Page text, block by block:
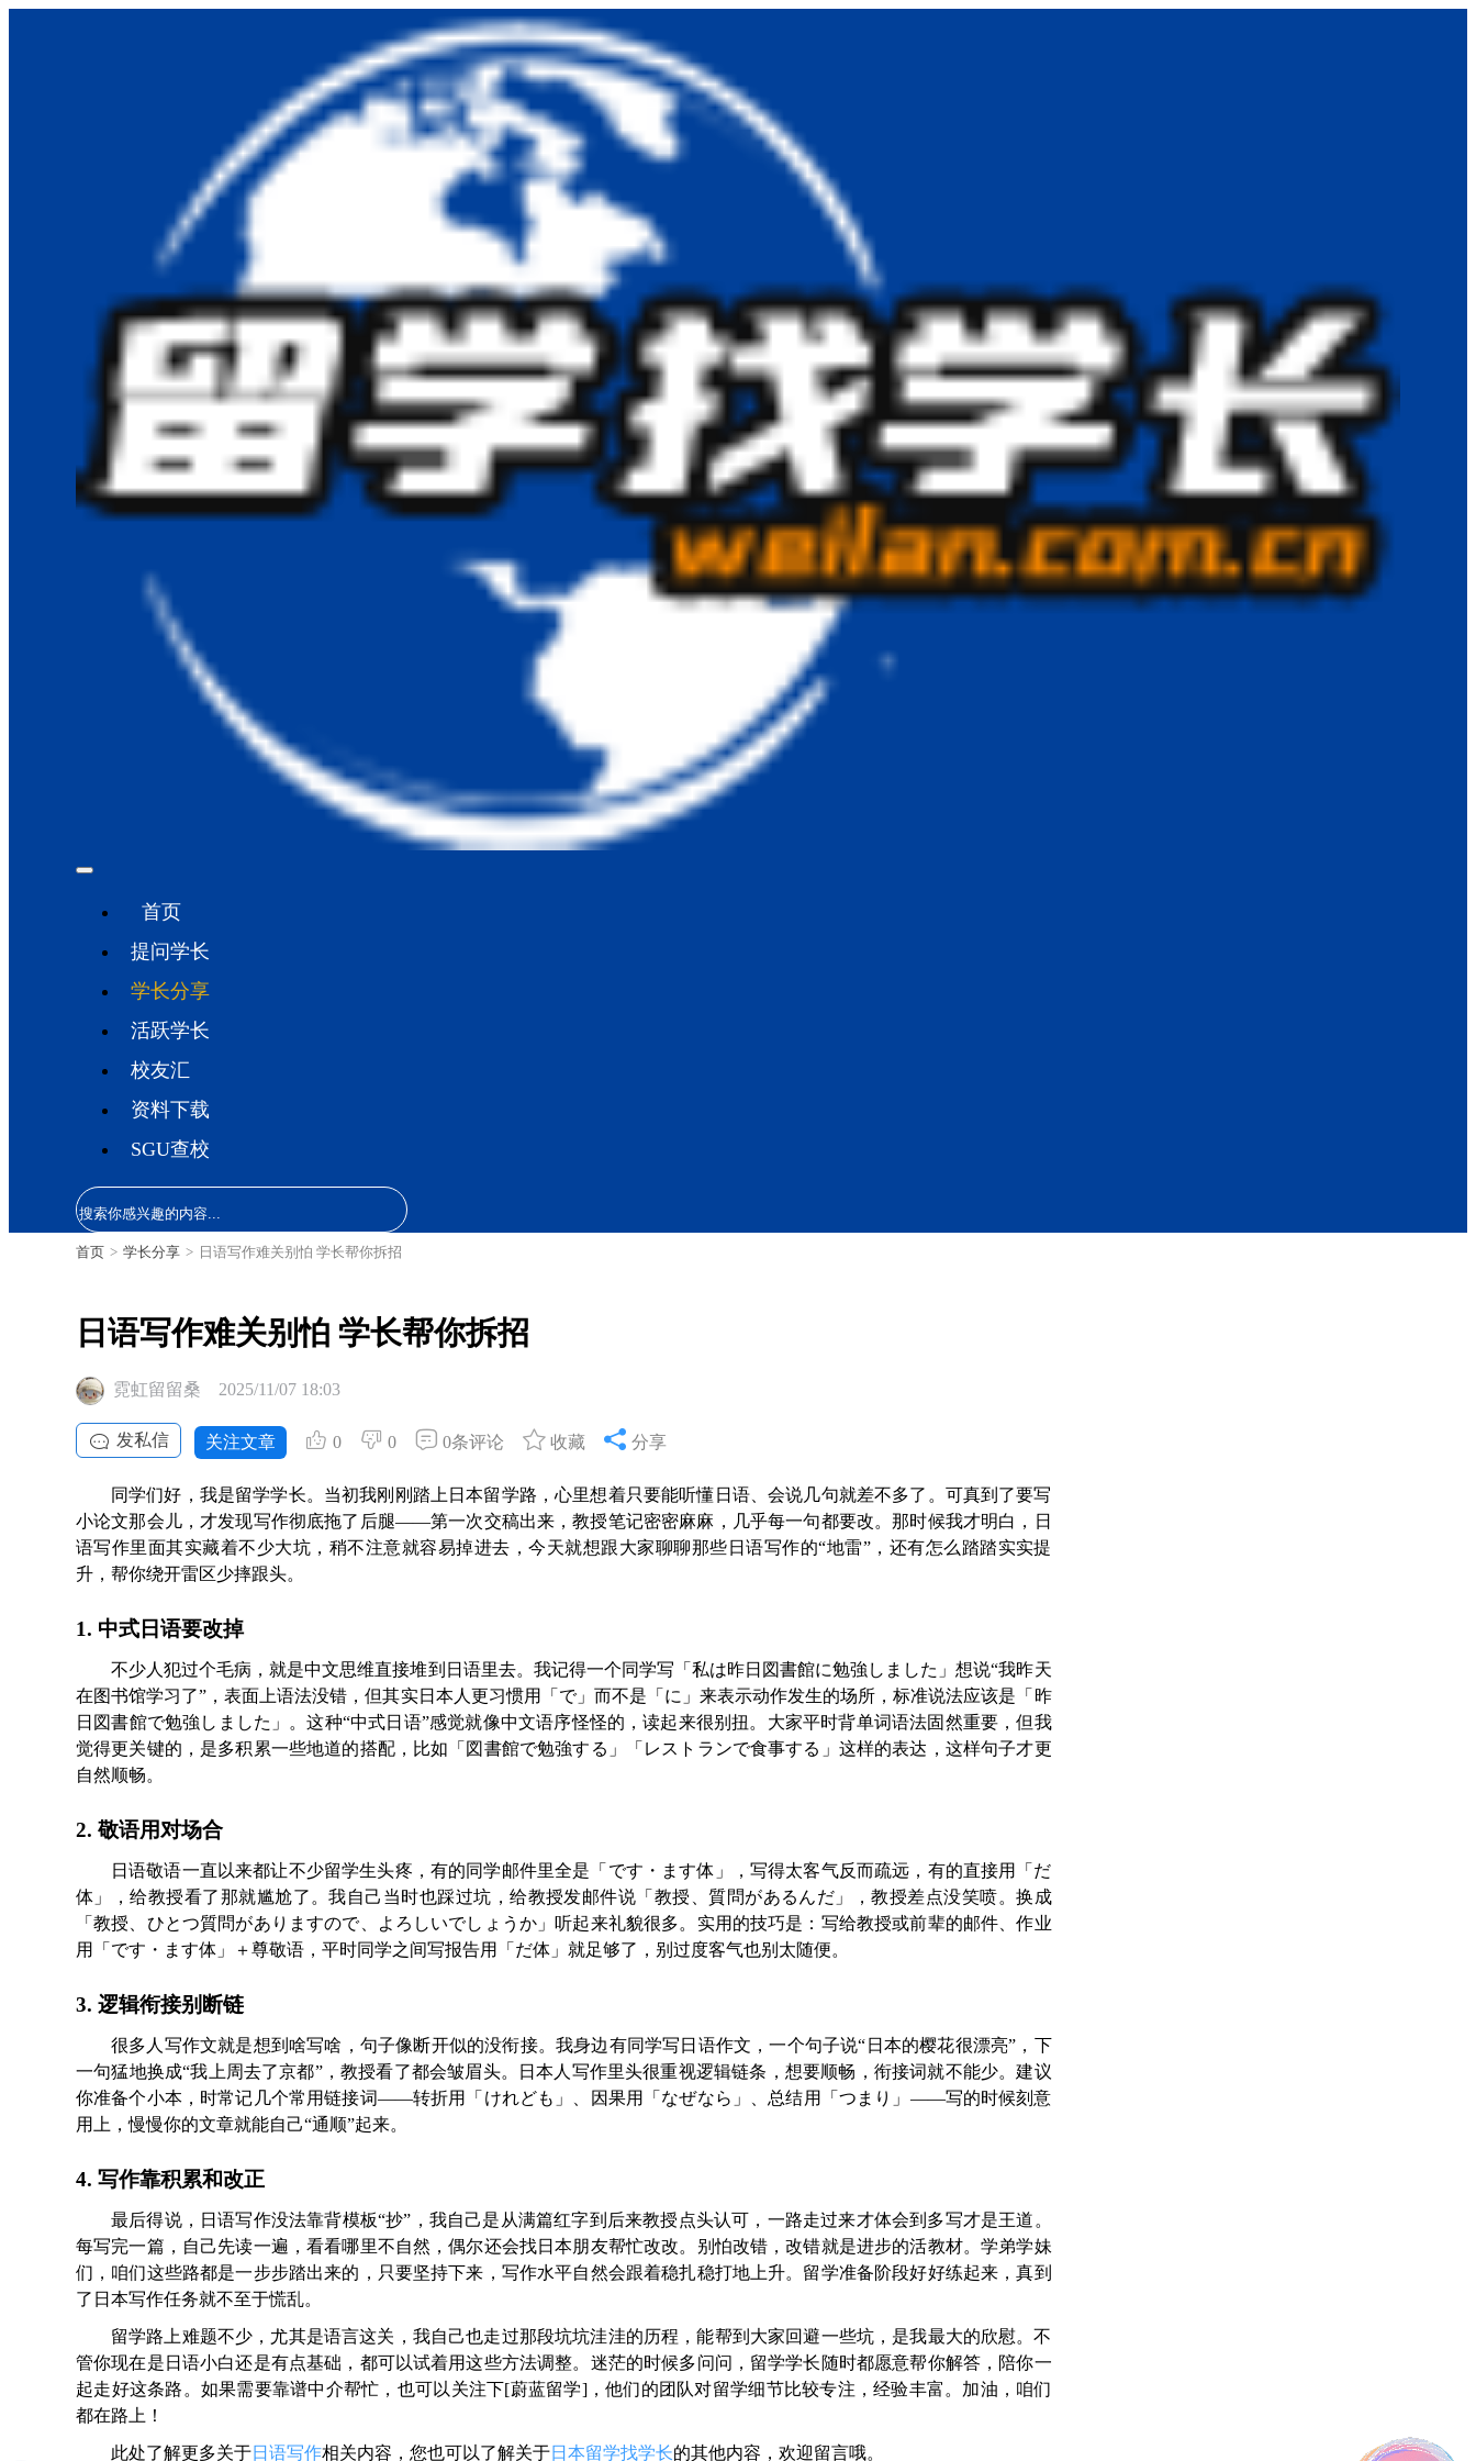
首页
提问学长
学长分享
活跃学长
校友汇
资料下载
SGU查校
首页 > 学长分享 > 日语写作难关别怕 学长帮你拆招
日语写作难关别怕 学长帮你拆招
霓虹留留桑 2025/11/07 18:03
发私信 关注文章 0 0 0条评论 收藏 分享
同学们好，我是留学学长。当初我刚刚踏上日本留学路，心里想着只要能听懂日语、会说几句就差不多了。可真到了要写
小论文那会儿，才发现写作彻底拖了后腿——第一次交稿出来，教授笔记密密麻麻，几乎每一句都要改。那时候我才明白，日
语写作里面其实藏着不少大坑，稍不注意就容易掉进去，今天就想跟大家聊聊那些日语写作的“地雷”，还有怎么踏踏实实提
升，帮你绕开雷区少摔跟头。
1. 中式日语要改掉
不少人犯过个毛病，就是中文思维直接堆到日语里去。我记得一个同学写「私は昨日図書館に勉強しました」想说“我昨天
在图书馆学习了”，表面上语法没错，但其实日本人更习惯用「で」而不是「に」来表示动作发生的场所，标准说法应该是「昨
日図書館で勉強しました」。这种“中式日语”感觉就像中文语序怪怪的，读起来很别扭。大家平时背单词语法固然重要，但我
觉得更关键的，是多积累一些地道的搭配，比如「図書館で勉強する」「レストランで食事する」这样的表达，这样句子才更
自然顺畅。
2. 敬语用对场合
日语敬语一直以来都让不少留学生头疼，有的同学邮件里全是「です・ます体」，写得太客气反而疏远，有的直接用「だ
体」，给教授看了那就尴尬了。我自己当时也踩过坑，给教授发邮件说「教授、質問があるんだ」，教授差点没笑喷。换成
「教授、ひとつ質問がありますので、よろしいでしょうか」听起来礼貌很多。实用的技巧是：写给教授或前辈的邮件、作业
用「です・ます体」＋尊敬语，平时同学之间写报告用「だ体」就足够了，别过度客气也别太随便。
3. 逻辑衔接别断链
很多人写作文就是想到啥写啥，句子像断开似的没衔接。我身边有同学写日语作文，一个句子说“日本的樱花很漂亮”，下
一句猛地换成“我上周去了京都”，教授看了都会皱眉头。日本人写作里头很重视逻辑链条，想要顺畅，衔接词就不能少。建议
你准备个小本，时常记几个常用链接词——转折用「けれども」、因果用「なぜなら」、总结用「つまり」——写的时候刻意
用上，慢慢你的文章就能自己“通顺”起来。
4. 写作靠积累和改正
最后得说，日语写作没法靠背模板“抄”，我自己是从满篇红字到后来教授点头认可，一路走过来才体会到多写才是王道。
每写完一篇，自己先读一遍，看看哪里不自然，偶尔还会找日本朋友帮忙改改。别怕改错，改错就是进步的活教材。学弟学妹
们，咱们这些路都是一步步踏出来的，只要坚持下来，写作水平自然会跟着稳扎稳打地上升。留学准备阶段好好练起来，真到
了日本写作任务就不至于慌乱。
留学路上难题不少，尤其是语言这关，我自己也走过那段坑坑洼洼的历程，能帮到大家回避一些坑，是我最大的欣慰。不
管你现在是日语小白还是有点基础，都可以试着用这些方法调整。迷茫的时候多问问，留学学长随时都愿意帮你解答，陪你一
起走好这条路。如果需要靠谱中介帮忙，也可以关注下[蔚蓝留学]，他们的团队对留学细节比较专注，经验丰富。加油，咱们
都在路上！
此处了解更多关于日语写作相关内容，您也可以了解关于日本留学找学长的其他内容，欢迎留言哦。